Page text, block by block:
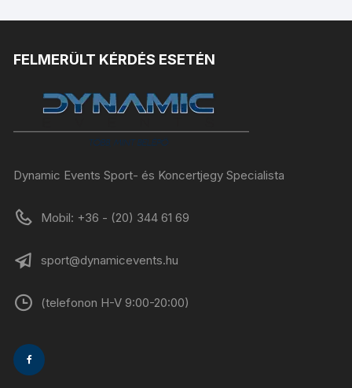
FELMERÜLT KÉRDÉS ESETÉN
Dynamic Events Sport- és Koncertjegy Specialista
Mobil: +36 - (20) 344 61 69
sport@dynamicevents.hu
(telefonon H-V 9:00-20:00)